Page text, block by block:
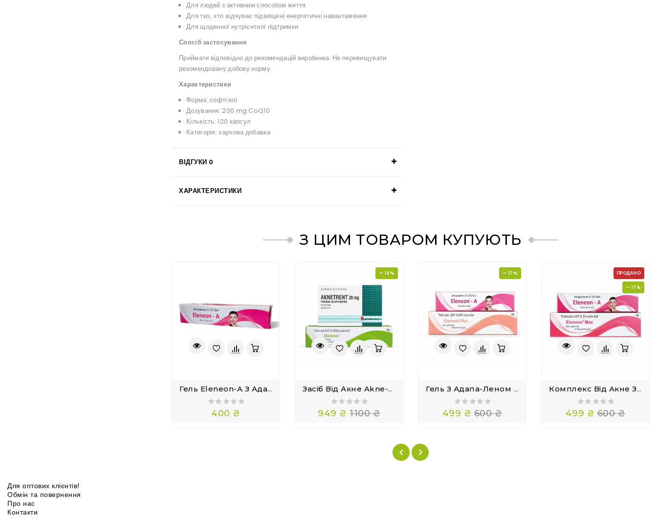
Для людей з активним способом життя
Для тих, хто відчуває підвищені енергетичні навантаження
Для щоденної нутрієнтної підтримки
Спосіб застосування
Приймати відповідно до рекомендацій виробника. Не перевищувати
рекомендовану добову норму.
Характеристики
Форма: софтгелі
Дозування: 200 mg CoQ10
Кількість: 120 капсул
Категорія: харчова добавка
ВІДГУКИ 0
ХАРАКТЕРИСТИКИ
З ЦИМ ТОВАРОМ КУПУЮТЬ
Гель Eleneon-A З Ада-Пале-Ном Для Очищення Шкіри 20 Г
400 ₴
— 14%
Засіб Від Акне Akne-Trent 20 І Третиноїн Eleneon 0.025
949 ₴ 1100 ₴
— 17%
Гель З Адапа-Леном Eleneon - A І З Трети-Ноїном 0.05 Eleneon Plus
499 ₴ 600 ₴
ПРОДАНО
— 17%
Комплекс Від Акне З Адапа-Леном Eleneon-A І Трети-Ноїном Eleneon Max
499 ₴ 600 ₴
Для оптових клієнтів!
Обмін та повернення
Про нас
Контакти